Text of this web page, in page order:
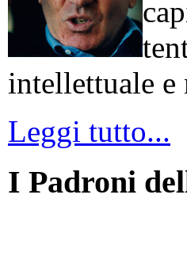
intellettuale
Leggi tutto...
I Padroni